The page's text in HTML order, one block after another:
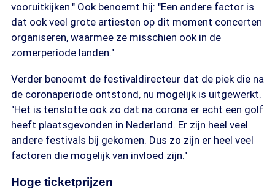
vooruitkijken." Ook benoemt hij: "Een andere factor is
dat ook veel grote artiesten op dit moment concerten
organiseren, waarmee ze misschien ook in de
zomerperiode landen."
Verder benoemt de festivaldirecteur dat de piek die na
de coronaperiode ontstond, nu mogelijk is uitgewerkt.
"Het is tenslotte ook zo dat na corona er echt een golf
heeft plaatsgevonden in Nederland. Er zijn heel veel
andere festivals bij gekomen. Dus zo zijn er heel veel
factoren die mogelijk van invloed zijn."
Hoge ticketprijzen